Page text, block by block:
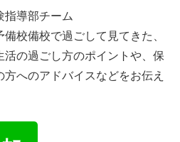
指導部チーム
備校備校で過ごして見てきた、
活の過ごし方のポイントや、保
方へのアドバイスなどをお伝え